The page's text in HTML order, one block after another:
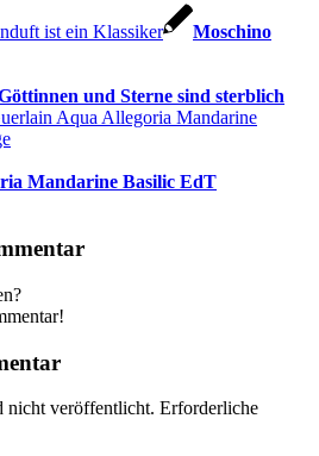
Moschino
und Sterne sind sterblich
Mandarine Basilic EdT
nicht veröffentlicht. Erforderliche